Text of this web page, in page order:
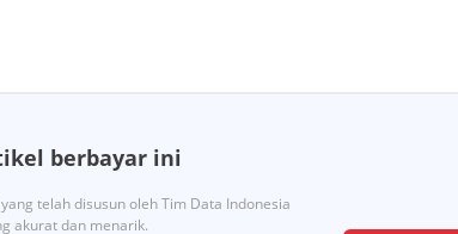
berbayar ini
telah disusun oleh Tim Data Indonesia
akurat dan menarik.